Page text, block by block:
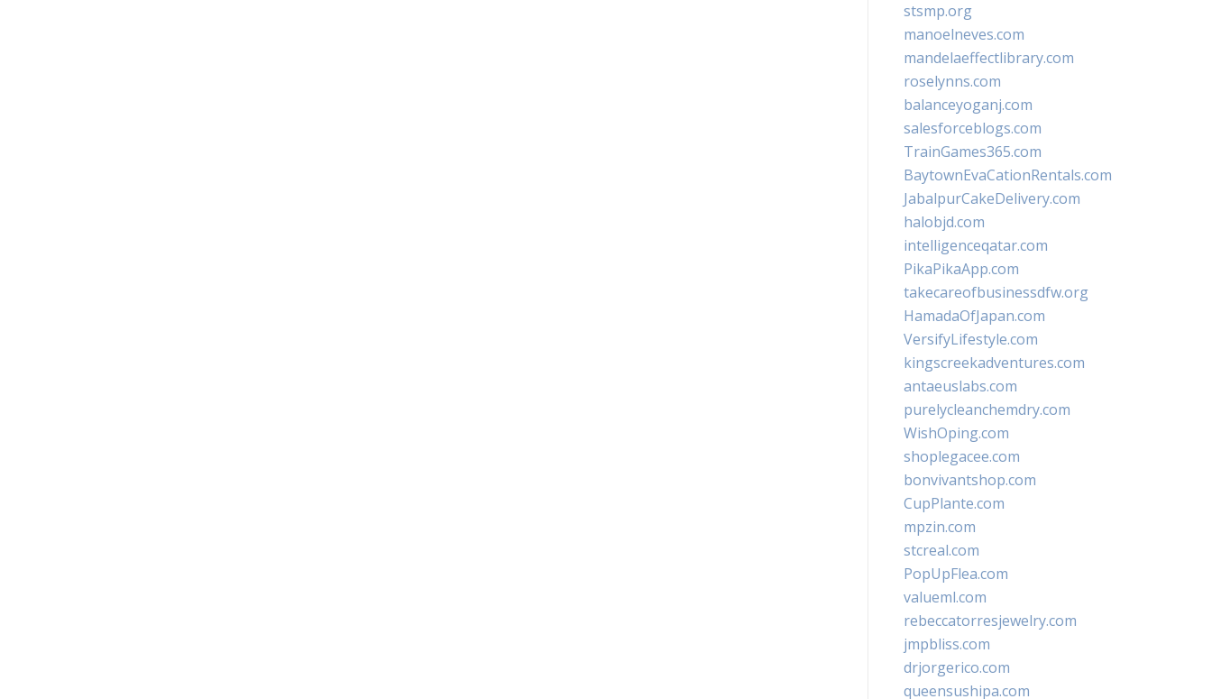
stsmp.org
manoelneves.com
mandelaeffectlibrary.com
roselynns.com
balanceyoganj.com
salesforceblogs.com
TrainGames365.com
BaytownEvaCationRentals.com
JabalpurCakeDelivery.com
halobjd.com
intelligenceqatar.com
PikaPikaApp.com
takecareofbusinessdfw.org
HamadaOfJapan.com
VersifyLifestyle.com
kingscreekadventures.com
antaeuslabs.com
purelycleanchemdry.com
WishOping.com
shoplegacee.com
bonvivantshop.com
CupPlante.com
mpzin.com
stcreal.com
PopUpFlea.com
valueml.com
rebeccatorresjewelry.com
jmpbliss.com
drjorgerico.com
queensushipa.com